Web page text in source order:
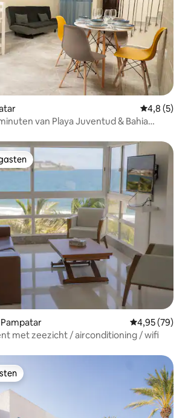
4,8 (5)
van Playa Juventud & Bahia
gasten
Gemiddelde
4,95 (79)
met zeezicht / airconditioning / wifi